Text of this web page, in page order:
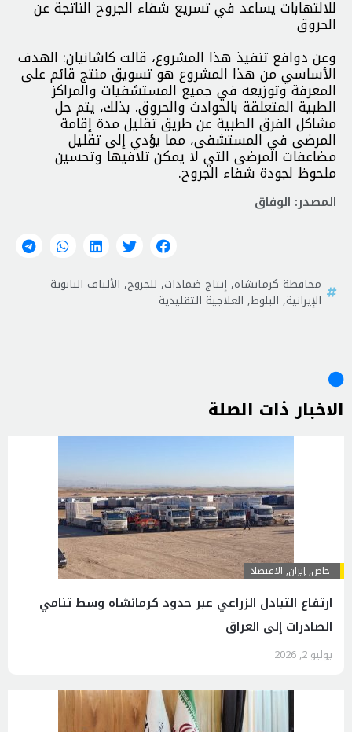
للالتهابات يساعد في تسريع شفاء الجروح الناتجة عن
الحروق
وعن دوافع تنفيذ هذا المشروع، قالت كاشانيان: الهدف
الأساسي من هذا المشروع هو تسويق منتج قائم على
المعرفة وتوزيعه في جميع المستشفيات والمراكز
الطبية المتعلقة بالحوادث والحروق. بذلك، يتم حل
مشاكل الفرق الطبية عن طريق تقليل مدة إقامة
المرضى في المستشفى، مما يؤدي إلى تقليل
مضاعفات المرضى التي لا يمكن تلافيها وتحسين
ملحوظ لجودة شفاء الجروح.
المصدر: الوفاق
محافظة كرمانشاه,إنتاج ضمادات, للجروح, الألياف النانوية
الإيرانية, البلوط, العلاجية التقليدية
الاخبار ذات الصلة
خاص,إيران, الاقتصاد
ارتفاع التبادل الزراعي عبر حدود كرمانشاه وسط تنامي
الصادرات إلى العراق
يوليو 2, 2026